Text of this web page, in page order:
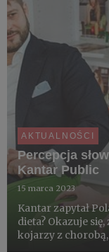
AKTUALNOŚCI
Percepcja
Kantar Public
15 marca 2023
Kantar zapytał
dieta? Okazuje
kojarzy z